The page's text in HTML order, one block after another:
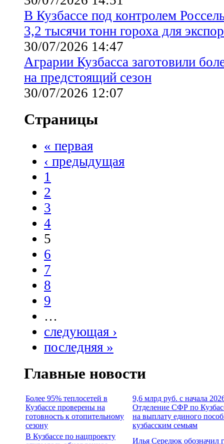
В Кузбассе под контролем
3,2 тысячи тонн гороха для
30/07/2026 14:47
Аграрии Кузбасса заготовили
на предстоящий сезон
30/07/2026 12:07
Страницы
« первая
‹ предыдущая
1
2
3
4
5
6
7
8
9
…
следующая ›
последняя »
Главные новости
Более 95% теплосетей в
Кузбассе проверены на
готовность к отопительному
сезону
9,6 млрд руб. с начала
Отделение СФР по
на выплату единого
кузбасским семьям
В Кузбассе по нацпроекту
Илья Середюк обозначил